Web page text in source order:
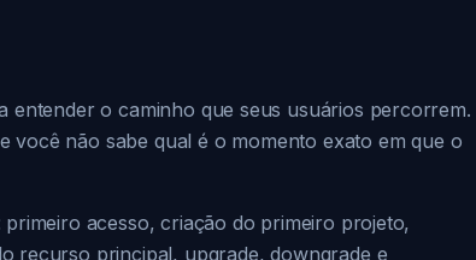
o caminho que seus usuários percorrem.
você não sabe qual é o momento exato em que o
acesso, criação do primeiro projeto,
recurso principal, upgrade, downgrade e